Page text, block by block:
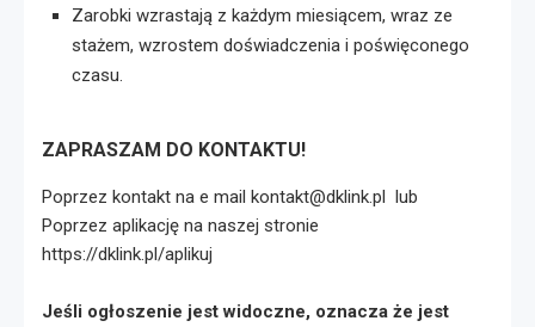
Zarobki wzrastają z każdym miesiącem, wraz ze
stażem, wzrostem doświadczenia i poświęconego
czasu.
ZAPRASZAM DO KONTAKTU!
Poprzez kontakt na e mail kontakt@dklink.pl lub
Poprzez aplikację na naszej stronie
https://dklink.pl/aplikuj
Jeśli ogłoszenie jest widoczne, oznacza że jest